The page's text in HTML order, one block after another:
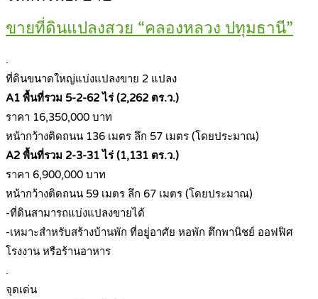
ขายที่ดินแปลงสวย “คลองหลวง ปทุมธานี”
.
ที่ดินขนาดใหญ่แบ่งแปลงขาย 2 แปลง
A1 พื้นที่รวม 5-2-62 ไร่ (2,262 ตร.ว.)
ราคา 16,350,000 บาท
หน้ากว้างติดถนน 136 เมตร ลึก 57 เมตร (โดยประมาณ)
A2 พื้นที่รวม 2-3-31 ไร่ (1,131 ตร.ว.)
ราคา 6,900,000 บาท
หน้ากว้างติดถนน 59 เมตร ลึก 67 เมตร (โดยประมาณ)
-ที่ดินสามารถแบ่งแปลงขายได้
-เหมาะสำหรับสร้างบ้านพัก ที่อยู่อาศัย หอพัก ตึกพานิชย์ ออฟฟิศ
โรงงาน หรือร้านอาหาร
.
จุดเด่น